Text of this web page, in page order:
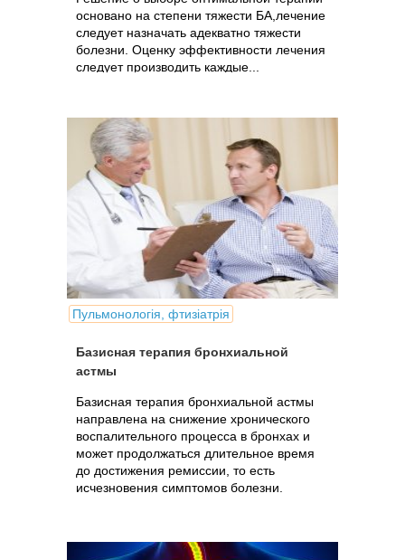
основано на степени тяжести БА,лечение
следует назначать адекватно тяжести
болезни. Оценку эффективности лечения
следует производить каждые...
Пульмонологія, фтизіатрія
Базисная терапия бронхиальной
астмы
Базисная терапия бронхиальной астмы
направлена на снижение хронического
воспалительного процесса в бронхах и
может продолжаться длительное время
до достижения ремиссии, то есть
исчезновения симптомов болезни.